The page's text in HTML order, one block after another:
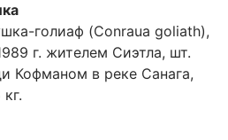
голиаф (Conraua goliath),
г. жителем Сиэтла, шт.
Кофманом в реке Санага,